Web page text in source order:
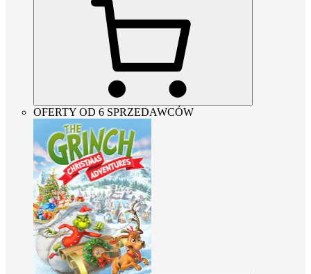
OFERTY OD 6 SPRZEDAWCÓW